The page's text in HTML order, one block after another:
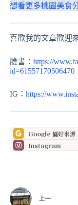
想看更多桃園美食
喜歡我的文章歡迎
臉書： https://
id=61557170506470
IG： https://
Google 偏好來源
Instagram
上一